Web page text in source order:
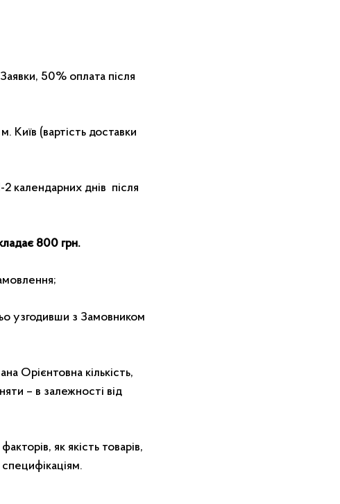
50% оплата після
Київ (вартість доставки
календарних днів після
800 грн.
узгодивши з Замовником
Орієнтовна кількість,
– в залежності від
як якість товарів,